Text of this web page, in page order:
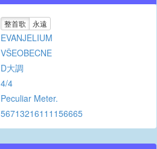
整首歌 永遠
EVANJELIUM
VŠEOBECNE
D大調
4/4
Peculiar Meter.
56713216111156665